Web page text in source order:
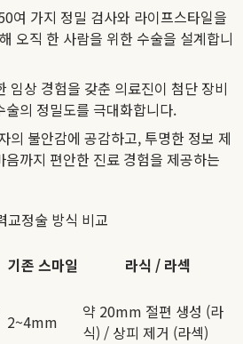
여 가지 정밀 검사와 라이프스타일을
오직 한 사람을 위한 수술을 설계합니
임상 경험을 갖춘 의료진이 첨단 장비
의 정밀도를 극대화합니다.
의 불안감에 공감하고, 투명한 정보 제
까지 편안한 진료 경험을 제공하는
교정술 방식 비교
기존 스마일 라식 / 라섹
2~4mm
약 20mm 절편 생성 (라
식) / 상피 제거 (라섹)